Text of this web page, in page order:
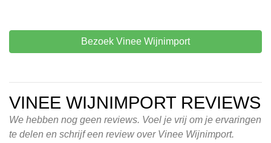
Bezoek Vinee Wijnimport
VINEE WIJNIMPORT REVIEWS
We hebben nog geen reviews. Voel je vrij om je ervaringen
te delen en schrijf een review over Vinee Wijnimport.